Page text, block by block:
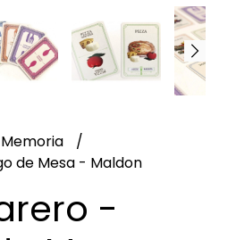
de Mesa - Maldon
-